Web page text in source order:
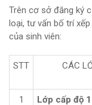
Trên cơ sở đăng ký
loại, tư vấn bố trí
của sinh viên:
STT CÁC
1
Lớp cấp độ 1